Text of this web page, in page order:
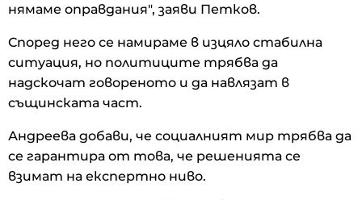
нямаме оправдания", заяви Петков.
Според него се намираме в изцяло стабилна
ситуация, но политиците трябва да
надскочат говореното и да навлязат в
същинската част.
Андреева добави, че социалният мир трябва да
се гарантира от това, че решенията се
взимат на експертно ниво.